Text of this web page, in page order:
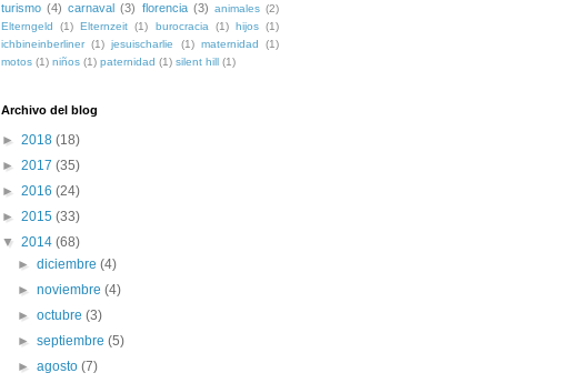
turismo (4) carnaval (3) florencia (3) animales (2)
Elterngeld
(1) Elternzeit (1) burocracia (1) hijos (1)
ichbineinberliner (1) jesuischarlie (1) maternidad
(1)
motos (1) niños (1) paternidad (1) silent hill (1)
Archivo del blog
► 2018 (18)
► 2017 (35)
► 2016 (24)
► 2015 (33)
▼ 2014 (68)
►diciembre(4)
►noviembre(4)
►octubre(3)
►septiembre(5)
►agosto(7)